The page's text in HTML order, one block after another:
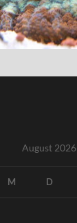
August 2026
M D